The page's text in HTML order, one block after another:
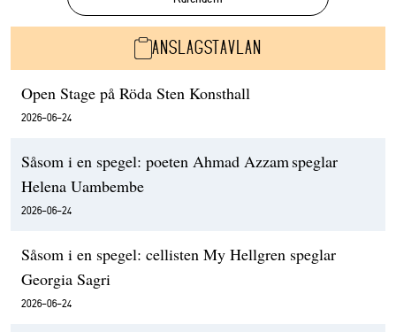
ANSLAGSTAVLAN
Open Stage på Röda Sten Konsthall
2026-06-24
Såsom i en spegel: poeten Ahmad Azzam speglar
Helena Uambembe
2026-06-24
Såsom i en spegel: cellisten My Hellgren speglar
Georgia Sagri
2026-06-24